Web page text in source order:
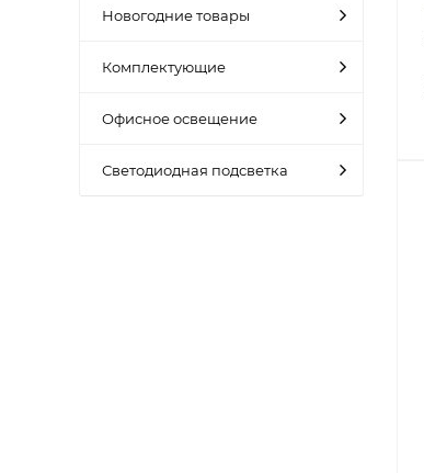
Новогодние товары
Комплектующие
Офисное освещение
Светодиодная подсветка